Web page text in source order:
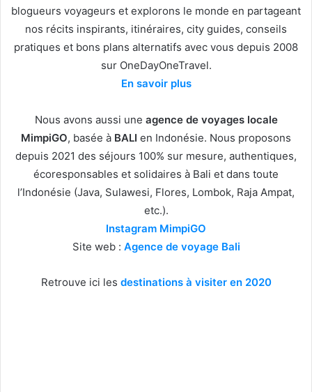
blogueurs voyageurs et explorons le monde en partageant
nos récits inspirants, itinéraires, city guides, conseils
pratiques et bons plans alternatifs avec vous depuis 2008
sur OneDayOneTravel.
En savoir plus
Nous avons aussi une agence de voyages locale
MimpiGO, basée à BALI en Indonésie. Nous proposons
depuis 2021 des séjours 100% sur mesure, authentiques,
écoresponsables et solidaires à Bali et dans toute
l’Indonésie (Java, Sulawesi, Flores, Lombok, Raja Ampat,
etc.).
Instagram MimpiGO
Site web : Agence de voyage Bali
Retrouve ici les destinations à visiter en 2020